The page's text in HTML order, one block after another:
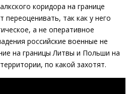
коридора на границе
так как у него
а не оперативное
российские военные не
на границы Литвы и Польши на
по какой захотят.